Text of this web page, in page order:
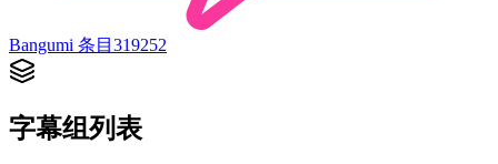
Bangumi 条目 319252
字幕组列表